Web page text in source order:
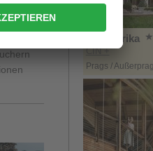
Betrieb
Hotel Erika
CIN +
Prags /